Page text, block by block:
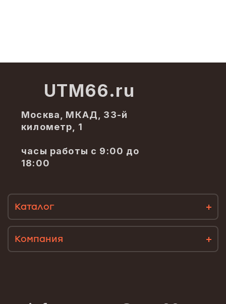
UTM66.ru
Москва, МКАД, 33-й
километр, 1
часы работы с 9:00 до
18:00
Каталог
Компания